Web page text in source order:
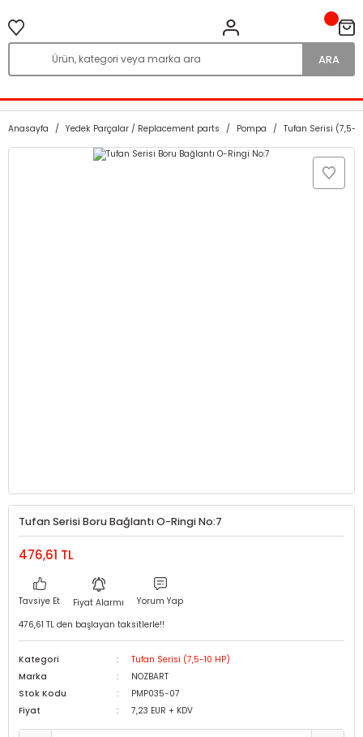
ARA
Anasayfa Yedek Parçalar / Replacement parts Pompa Tufan Serisi (7,5-
Tufan Serisi Boru Bağlantı O-Ringi No:7
476,61 TL
Tavsiye Et Fiyat Alarmı
Yorum Yap
476,61 TL den başlayan taksitlerle!!
Kategori
Tufan Serisi (7,5-10 HP)
Marka
NOZBART
Stok Kodu
PMP035-07
Fiyat
7,23 EUR + KDV